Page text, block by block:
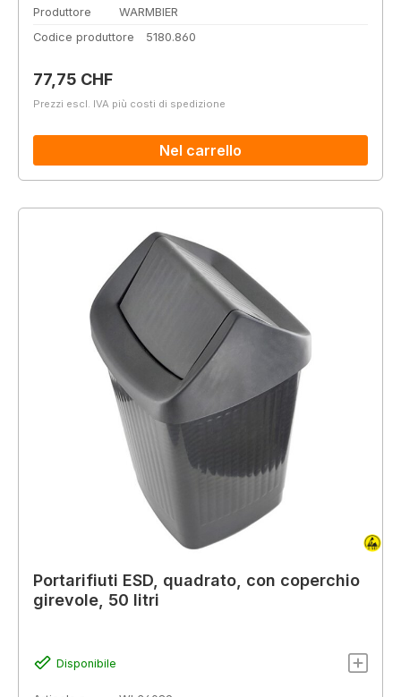
Produttore
WARMBIER
Codice produttore
5180.860
Prezzo normale:
77,75 CHF
Prezzi escl. IVA più costi di spedizione
Nel carrello
Portarifiuti ESD, quadrato, con coperchio
girevole, 50 litri
Disponibile